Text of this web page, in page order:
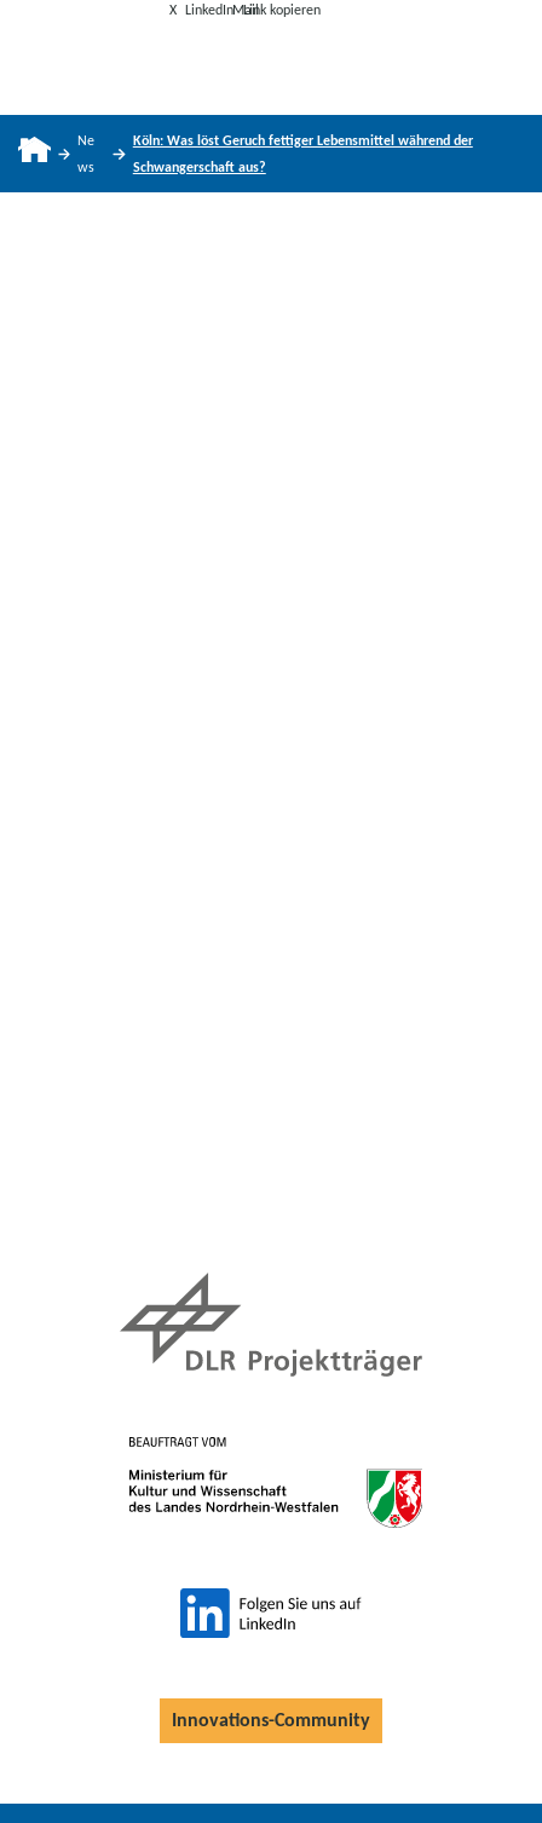
X LinkedInMailLink kopieren
Ne
ws
Köln: Was löst Geruch fettiger Lebensmittel während der
Schwangerschaft aus?
Innovations-Community